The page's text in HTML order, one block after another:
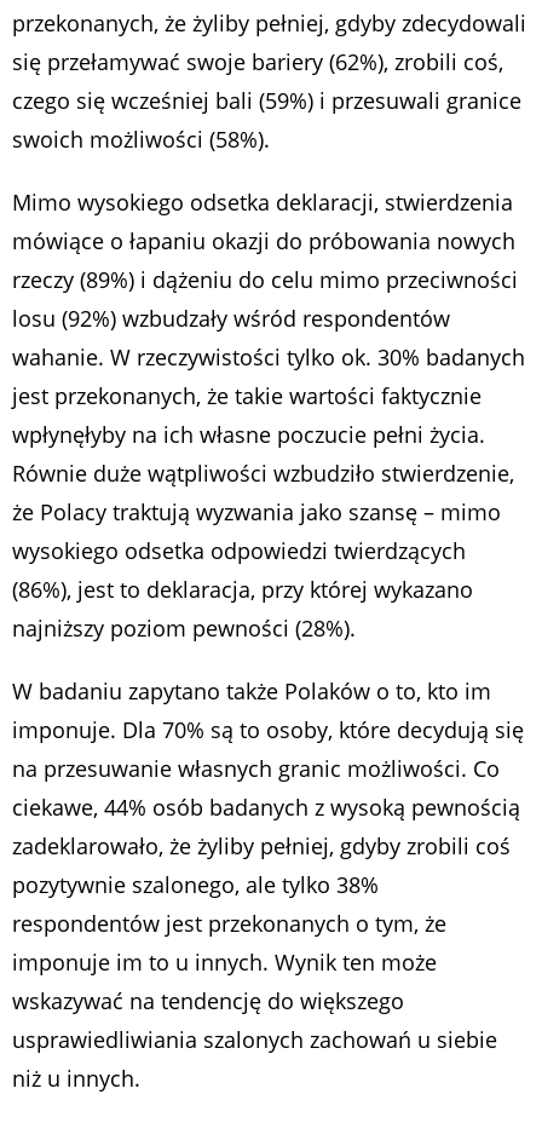
przekonanych, że żyliby pełniej, gdyby zdecydowali
się przełamywać swoje bariery (62%), zrobili coś,
czego się wcześniej bali (59%) i przesuwali granice
swoich możliwości (58%).
Mimo wysokiego odsetka deklaracji, stwierdzenia
mówiące o łapaniu okazji do próbowania nowych
rzeczy (89%) i dążeniu do celu mimo przeciwności
losu (92%) wzbudzały wśród respondentów
wahanie. W rzeczywistości tylko ok. 30% badanych
jest przekonanych, że takie wartości faktycznie
wpłynęłyby na ich własne poczucie pełni życia.
Równie duże wątpliwości wzbudziło stwierdzenie,
że Polacy traktują wyzwania jako szansę – mimo
wysokiego odsetka odpowiedzi twierdzących
(86%), jest to deklaracja, przy której wykazano
najniższy poziom pewności (28%).
W badaniu zapytano także Polaków o to, kto im
imponuje. Dla 70% są to osoby, które decydują się
na przesuwanie własnych granic możliwości. Co
ciekawe, 44% osób badanych z wysoką pewnością
zadeklarowało, że żyliby pełniej, gdyby zrobili coś
pozytywnie szalonego, ale tylko 38%
respondentów jest przekonanych o tym, że
imponuje im to u innych. Wynik ten może
wskazywać na tendencję do większego
usprawiedliwiania szalonych zachowań u siebie
niż u innych.